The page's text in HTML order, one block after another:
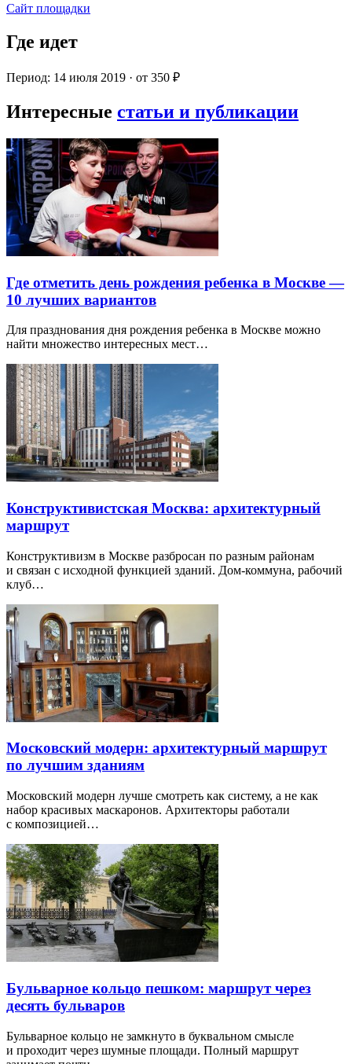
Сайт площадки
Где идет
Период: 14 июля 2019 · от 350 ₽
Интересные статьи и публикации
Где отметить день рождения ребенка в Москве —
10 лучших вариантов
Для празднования дня рождения ребенка в Москве можно
найти множество интересных мест…
Конструктивистская Москва: архитектурный
маршрут
Конструктивизм в Москве разбросан по разным районам
и связан с исходной функцией зданий. Дом-коммуна, рабочий
клуб…
Московский модерн: архитектурный маршрут
по лучшим зданиям
Московский модерн лучше смотреть как систему, а не как
набор красивых маскаронов. Архитекторы работали
с композицией…
Бульварное кольцо пешком: маршрут через
десять бульваров
Бульварное кольцо не замкнуто в буквальном смысле
и проходит через шумные площади. Полный маршрут